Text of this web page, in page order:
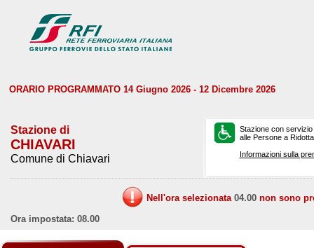
ORARIO PROGRAMMATO 14 Giugno 2026 - 12 Dicembre 2026
Stazione di
CHIAVARI
Comune di Chiavari
Stazione con
alle Persone a
Informazioni sulla
Nell'ora selezionata 04.00 non sono
Ora impostata: 08.00